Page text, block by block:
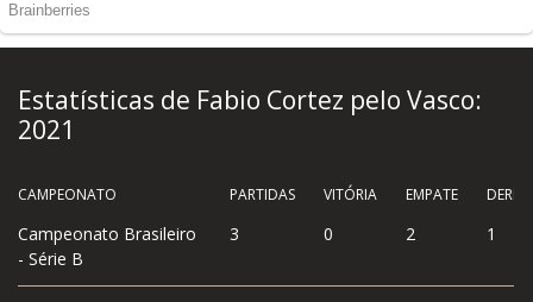
Estatísticas de Fabio Cortez pelo Vasco:
2021
CAMPEONATO
Campeonato Brasileiro
- Série B
PARTIDAS VITÓRIA EMPATE
3 0 2 1